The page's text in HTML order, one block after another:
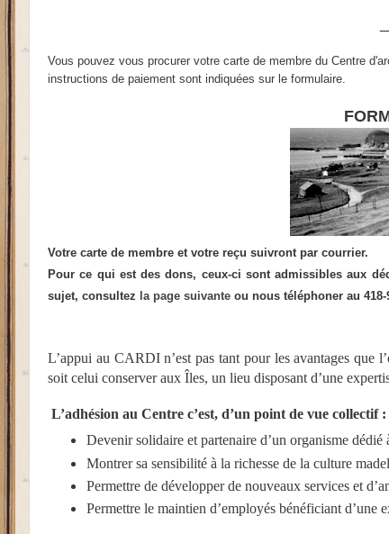
Vous pouvez vous procurer votre carte de membre du Centre
instructions de paiement sont indiquées sur le formulaire.
Votre carte de membre et votre reçu suivront par courrier.
Pour ce qui est des dons, ceux-ci sont admissibles aux
sujet, consultez la page suivante ou nous téléphoner au 418-
L’appui au CARDI n’est pas tant pour les avantages que
soit celui conserver aux Îles, un lieu disposant d’une
L’adhésion au Centre c’est, d’un point de vue collectif :
Devenir solidaire et partenaire d’un organisme
Montrer sa sensibilité à la richesse de la culture
Permettre de développer de nouveaux services et
Permettre le maintien d’employés bénéficiant d’une